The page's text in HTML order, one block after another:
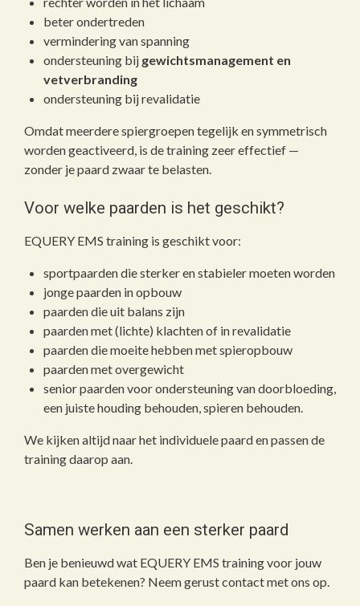
beter ondertreden
vermindering van spanning
ondersteuning bij gewichtsmanagement en
vetverbranding
ondersteuning bij revalidatie
Omdat meerdere spiergroepen tegelijk en symmetrisch
worden geactiveerd, is de training zeer effectief —
zonder je paard zwaar te belasten.
Voor welke paarden is het geschikt?
EQUERY EMS training is geschikt voor:
sportpaarden die sterker en stabieler moeten worden
jonge paarden in opbouw
paarden die uit balans zijn
paarden met (lichte) klachten of in revalidatie
paarden die moeite hebben met spieropbouw
paarden met overgewicht
senior paarden voor ondersteuning van doorbloeding,
een juiste houding behouden, spieren behouden.
We kijken altijd naar het individuele paard en passen de
training daarop aan.
Samen werken aan een sterker paard
Ben je benieuwd wat EQUERY EMS training voor jouw
paard kan betekenen? Neem gerust contact met ons op.